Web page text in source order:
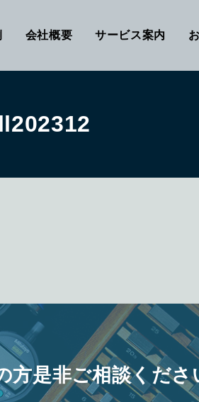
会社概要 サービス案内
方是非ご相談くださ